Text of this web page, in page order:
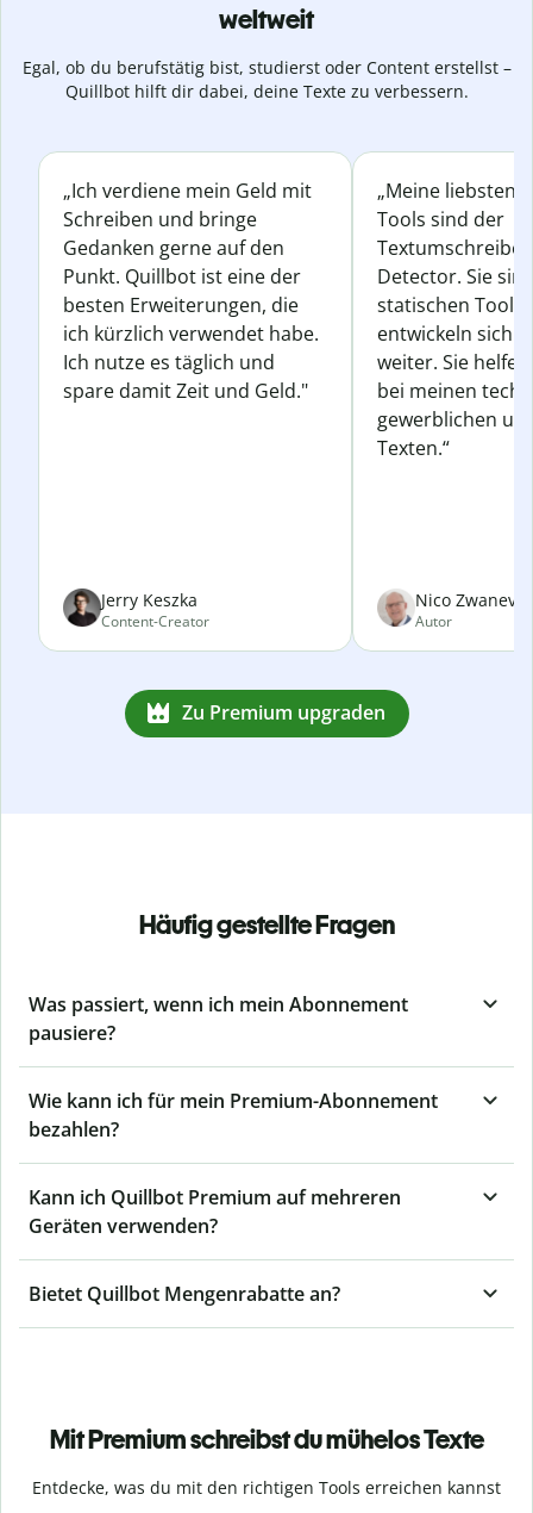
weltweit
Egal, ob du berufstätig bist, studierst oder Content erstellst –
Quillbot hilft dir dabei, deine Texte zu verbessern.
„Ich verdiene mein Geld mit
Schreiben und bringe
Gedanken gerne auf den
Punkt. Quillbot ist eine der
besten Erweiterungen, die
ich kürzlich verwendet habe.
Ich nutze es täglich und
spare damit Zeit und Geld."
Jerry Keszka
Content-Creator
„Meine liebsten
Tools sind der
Detector. Sie
statischen
entwickeln sich
weiter. Sie
bei meinen
gewerblichen
Texten.“
Nico
Autor
Zu Premium upgraden
Häufig gestellte Fragen
Was passiert, wenn ich mein Abonnement
pausiere?
Wie kann ich für mein Premium-Abonnement
bezahlen?
Kann ich Quillbot Premium auf mehreren
Geräten verwenden?
Bietet Quillbot Mengenrabatte an?
Mit Premium schreibst du mühelos Texte
Entdecke, was du mit den richtigen Tools erreichen kannst